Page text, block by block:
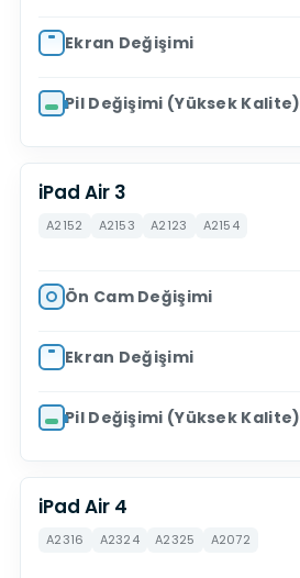
Ekran Değişimi
Pil Değişimi (Yüksek Kalite)
iPad Air 3
A2152 A2153 A2123 A2154
Ön Cam Değişimi
Ekran Değişimi
Pil Değişimi (Yüksek Kalite)
iPad Air 4
A2316 A2324 A2325 A2072